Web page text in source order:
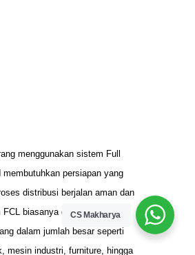
menggunakan sistem Full
membutuhkan persiapan yang
distribusi berjalan aman dan
biasanya digunakan untuk
dalam jumlah besar seperti
mesin industri, furniture, hingga
CS Makharya